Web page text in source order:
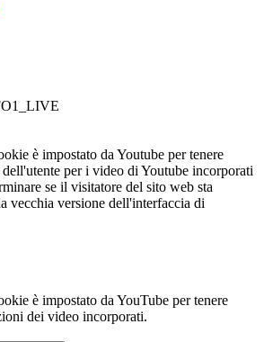
è impostato da Youtube per tenere
per i video di Youtube incorporati
se il visitatore del sito web sta
vecchia versione dell'interfaccia di
è impostato da YouTube per tenere
dei video incorporati.